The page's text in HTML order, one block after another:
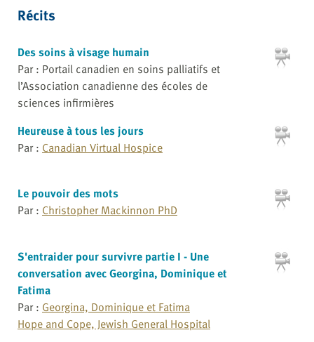
Récits
Des soins à visage humain
Par : Portail canadien en soins palliatifs et
l’Association canadienne des écoles de
sciences infirmières
Heureuse à tous les jours
Par : Canadian Virtual Hospice
Le pouvoir des mots
Par : Christopher Mackinnon PhD
S'entraider pour survivre partie I - Une
conversation avec Georgina, Dominique et
Fatima
Par : Georgina, Dominique et Fatima
Hope and Cope, Jewish General Hospital